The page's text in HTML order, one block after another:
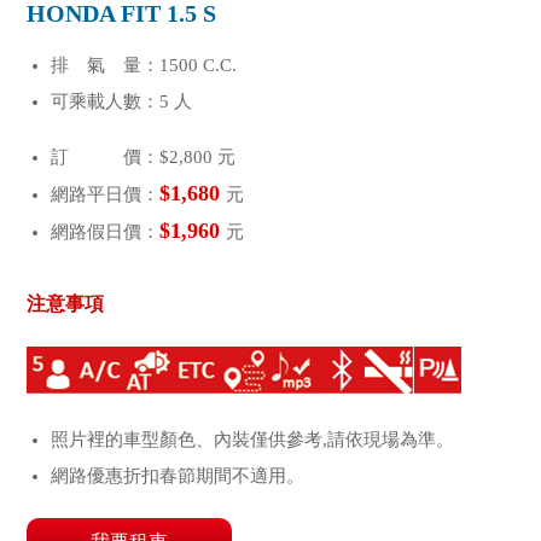
HONDA FIT 1.5 S
排 氣 量：1500 C.C.
可乘載人數：5 人
訂 價：$2,800 元
網路平日價：$1,680 元
網路假日價：$1,960 元
注意事項
照片裡的車型顏色、內裝僅供參考,請依現場為準。
網路優惠折扣春節期間不適用。